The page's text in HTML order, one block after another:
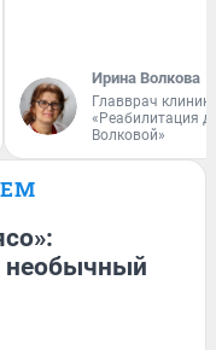
Ирина Волкова
Главврач
«Реабилитация
Волковой»
необычный